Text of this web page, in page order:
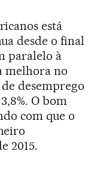
está
desde o final
paralelo à
melhora no
desemprego
O bom
com que o
2015.